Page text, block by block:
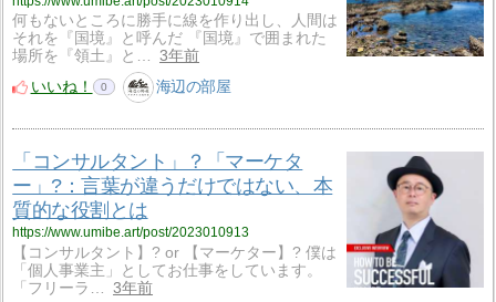
何もないところに勝手に線を作り出し、人間は
それを『国境』と呼んだ 『国境』で囲まれた
場所を『領土』と…
3年前
いいね！
0 海辺の部屋
「コンサルタント」？「マーケタ
ー」?：言葉が違うだけではない、本
質的な役割とは
https://www.umibe.art/post/2023010913
【コンサルタント】? or 【マーケター】? 僕は
「個人事業主」としてお仕事をしています。
「フリーラ…
3年前